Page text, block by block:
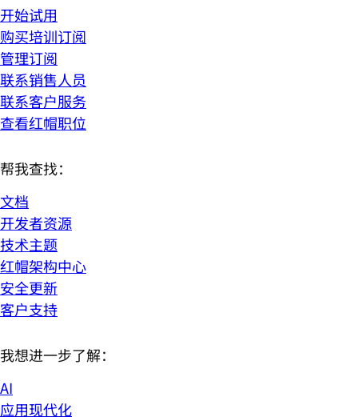
开始试用
购买培训订阅
管理订阅
联系销售人员
联系客户服务
查看红帽职位
帮我查找：
文档
开发者资源
技术主题
红帽架构中心
安全更新
客户支持
我想进一步了解：
AI
应用现代化